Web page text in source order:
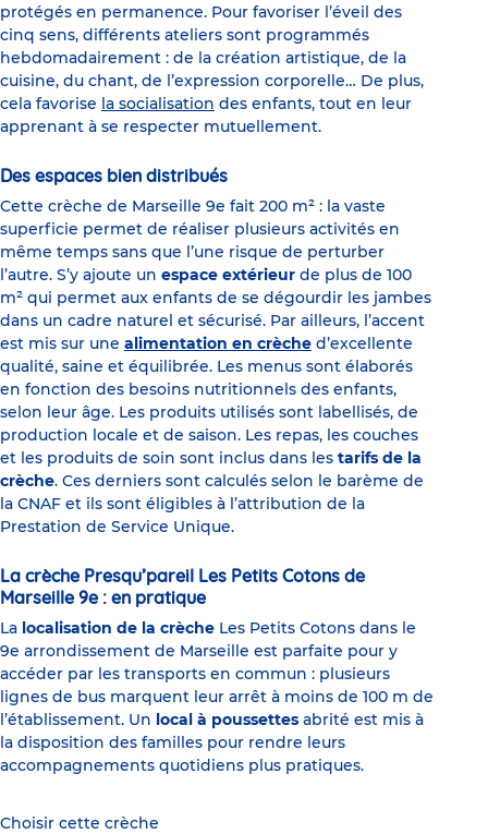
protégés en permanence. Pour favoriser l’éveil des
cinq sens, différents ateliers sont programmés
hebdomadairement : de la création artistique, de la
cuisine, du chant, de l’expression corporelle… De plus,
cela favorise la socialisation des enfants, tout en leur
apprenant à se respecter mutuellement.
Des espaces bien distribués
Cette crèche de Marseille 9e fait 200 m² : la vaste
superficie permet de réaliser plusieurs activités en
même temps sans que l’une risque de perturber
l’autre. S’y ajoute un espace extérieur de plus de 100
m² qui permet aux enfants de se dégourdir les jambes
dans un cadre naturel et sécurisé. Par ailleurs, l’accent
est mis sur une alimentation en crèche d’excellente
qualité, saine et équilibrée. Les menus sont élaborés
en fonction des besoins nutritionnels des enfants,
selon leur âge. Les produits utilisés sont labellisés, de
production locale et de saison. Les repas, les couches
et les produits de soin sont inclus dans les tarifs de la
crèche. Ces derniers sont calculés selon le barème de
la CNAF et ils sont éligibles à l’attribution de la
Prestation de Service Unique.
La crèche Presqu’pareil Les Petits Cotons de
Marseille 9e : en pratique
La localisation de la crèche Les Petits Cotons dans le
9e arrondissement de Marseille est parfaite pour y
accéder par les transports en commun : plusieurs
lignes de bus marquent leur arrêt à moins de 100 m de
l’établissement. Un local à poussettes abrité est mis à
la disposition des familles pour rendre leurs
accompagnements quotidiens plus pratiques.
Choisir cette crèche